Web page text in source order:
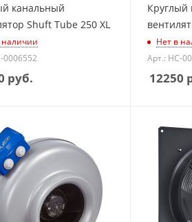
канальный
Shuft Tube 250 XL
наличии
0006552
руб.
Круглый
Нет в
Арт.: НС-
12250